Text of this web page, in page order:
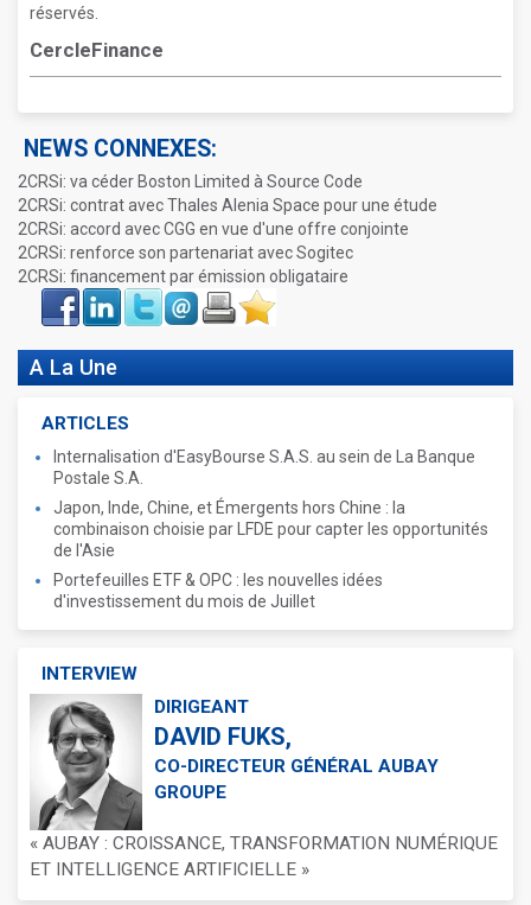
réservés.
CercleFinance
NEWS CONNEXES:
2CRSi: va céder Boston Limited à Source Code
2CRSi: contrat avec Thales Alenia Space pour une étude
2CRSi: accord avec CGG en vue d'une offre conjointe
2CRSi: renforce son partenariat avec Sogitec
2CRSi: financement par émission obligataire
Face
book
LinkIn Twitter Envoyer ImprimerFavoris
A La Une
ARTICLES
Internalisation d'EasyBourse S.A.S. au sein de La Banque
Postale S.A.
Japon, Inde, Chine, et Émergents hors Chine : la
combinaison choisie par LFDE pour capter les opportunités
de l'Asie
Portefeuilles ETF & OPC : les nouvelles idées
d'investissement du mois de Juillet
INTERVIEW
DIRIGEANT
DAVID FUKS,
CO-DIRECTEUR GÉNÉRAL AUBAY
GROUPE
« AUBAY : CROISSANCE, TRANSFORMATION NUMÉRIQUE
ET INTELLIGENCE ARTIFICIELLE »